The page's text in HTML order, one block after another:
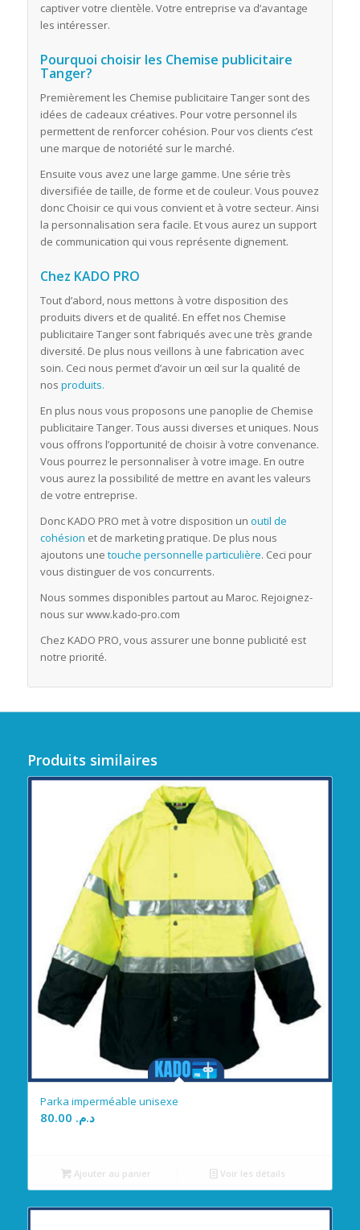
captiver votre clientèle. Votre entreprise va d’avantage
les intéresser.
Pourquoi choisir les Chemise publicitaire
Tanger?
Premièrement les Chemise publicitaire Tanger sont des
idées de cadeaux créatives. Pour votre personnel ils
permettent de renforcer cohésion. Pour vos clients c’est
une marque de notoriété sur le marché.
Ensuite vous avez une large gamme. Une série très
diversifiée de taille, de forme et de couleur. Vous pouvez
donc Choisir ce qui vous convient et à votre secteur. Ainsi
la personnalisation sera facile. Et vous aurez un support
de communication qui vous représente dignement.
Chez KADO PRO
Tout d’abord, nous mettons à votre disposition des
produits divers et de qualité. En effet nos Chemise
publicitaire Tanger sont fabriqués avec une très grande
diversité. De plus nous veillons à une fabrication avec
soin. Ceci nous permet d’avoir un œil sur la qualité de
nos produits.
En plus nous vous proposons une panoplie de Chemise
publicitaire Tanger. Tous aussi diverses et uniques. Nous
vous offrons l’opportunité de choisir à votre convenance.
Vous pourrez le personnaliser à votre image. En outre
vous aurez la possibilité de mettre en avant les valeurs
de votre entreprise.
Donc KADO PRO met à votre disposition un outil de
cohésion et de marketing pratique. De plus nous
ajoutons une touche personnelle particulière. Ceci pour
vous distinguer de vos concurrents.
Nous sommes disponibles partout au Maroc. Rejoignez-
nous sur www.kado-pro.com
Chez KADO PRO, vous assurer une bonne publicité est
notre priorité.
Produits similaires
Parka imperméable unisexe
د.م.
Ajouter au panier Voir les détails